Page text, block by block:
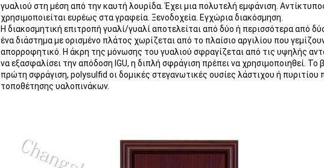
γυαλιού στη μέση από την καυτή λουρίδα. Έχει μια πολυτελή εμφάνιση.
χρησιμοποιείται ευρέως στα γραφεία. Ξενοδοχεία. Εγχώρια διακόσμηση.
Η διακοσμητική επιτροπή γυαλί/γυαλί αποτελείται από δύο ή περισσότερα από
ένα διάστημα με ορισμένο πλάτος χωρίζεται από το πλαίσιο αργιλίου που
απορροφητικό. Η άκρη της μόνωσης του γυαλιού σφραγίζεται από τις υψηλής
να εξασφαλίσει την απόδοση IGU, η διπλή σφράγιση πρέπει να χρησιμοποιηθεί. Το
πρώτη σφράγιση, polysulfid οι δομικές στεγανωτικές ουσίες λάστιχου ή
τοποθέτησης υαλοπινάκων.